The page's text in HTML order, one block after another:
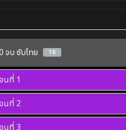
จบ ซับไทย 10
นที่ 1
นที่ 2
นที่ 3